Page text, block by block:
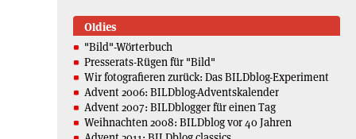
Oldies
"Bild"-Wörterbuch
Presserats-Rügen für "Bild"
Wir fotografieren zurück: Das BILDblog-Experiment
Advent 2006: BILDblog-Adventskalender
Advent 2007: BILDblogger für einen Tag
Weihnachten 2008: BILDblog vor 40 Jahren